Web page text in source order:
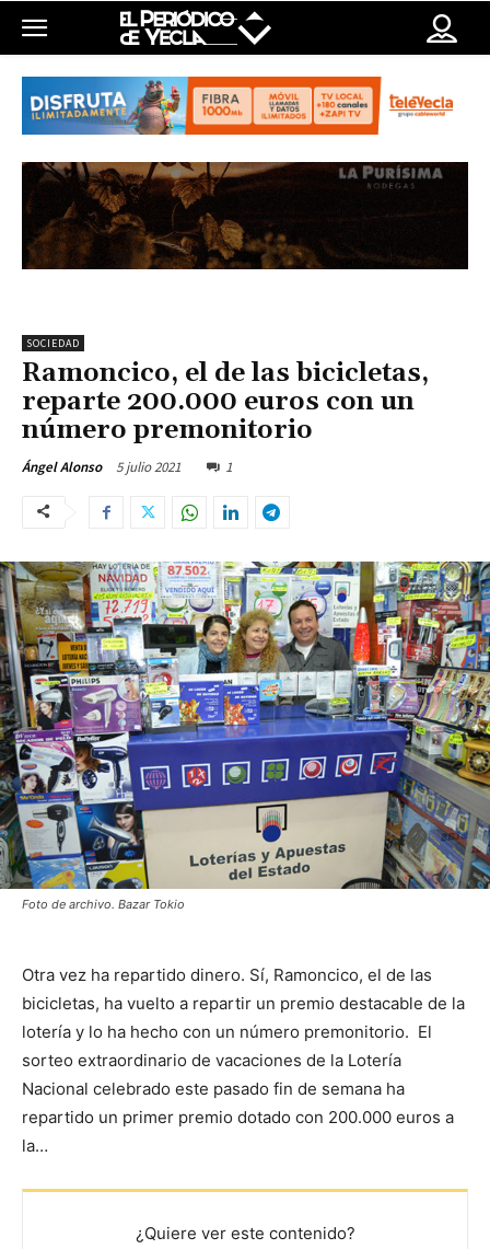
SOCIEDAD
Ramoncico, el de las bicicletas,
reparte 200.000 euros con un
número premonitorio
Ángel Alonso 5 julio 2021 1
Foto de archivo. Bazar Tokio
Otra vez ha repartido dinero. Sí, Ramoncico, el de las
bicicletas, ha vuelto a repartir un premio destacable de la
lotería y lo ha hecho con un número premonitorio. El
sorteo extraordinario de vacaciones de la Lotería
Nacional celebrado este pasado fin de semana ha
repartido un primer premio dotado con 200.000 euros a
la…
¿Quiere ver este contenido?